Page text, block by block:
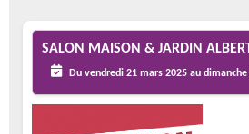
SALON MAISON & JARDIN
Du vendredi 21 mars 2025 au